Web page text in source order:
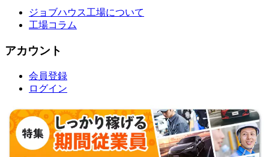
ジョブハウス工場について
工場コラム
アカウント
会員登録
ログイン